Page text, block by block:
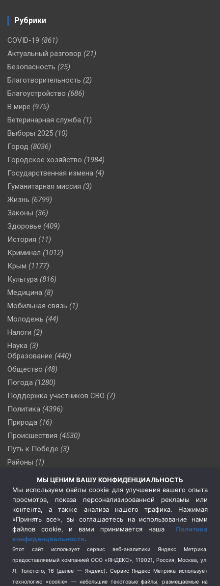
Рубрики
COVID-19 (861)
Актуальный разговор (21)
Безопасность (25)
Благотворительность (2)
Благоустройство (686)
В мире (975)
Ветеринарная служба (1)
Выборы 2025 (10)
Город (8036)
Городское хозяйство (1984)
Государственная измена (4)
Гуманитарная миссия (3)
Жизнь (6799)
Законы (36)
Здоровье (409)
История (11)
Криминал (1012)
Крым (1177)
Культура (816)
Медицина (8)
Мобильная связь (1)
Молодежь (44)
Налоги (2)
Наука (3)
Образование (440)
Общество (48)
Погода (1280)
Поддержка участников СВО (7)
Политика (4396)
Природа (16)
Происшествия (4530)
Путь к Победе (3)
Районы (1)
(510)
Сельское хозяйство (3)
Социальная политика
(3)
Спецоперация в Украине
Спецоперация на Украине
(404)
Спорт (740)
Терроризм (1)
Транспорт (262)
МЫ ЦЕНИМ ВАШУ КОНФИДЕНЦИАЛЬНОСТЬ
Мы используем файлы cookie для улучшения вашего опыта
просмотра, показа персонализированной рекламы или
контента, а также анализа нашего трафика. Нажимая
«Принять все», вы соглашаетесь на использование нами
файлов cookie, и вами принимается наша Политика
конфиденциальности.
Этот сайт использует сервис веб-аналитики Яндекс Метрика,
предоставляемый компанией ООО «ЯНДЕКС», 119021, Россия, Москва, ул.
Л. Толстого, 16 (далее — Яндекс). Сервис Яндекс Метрика использует
технологию «cookie» — небольшие текстовые файлы, размещаемые на